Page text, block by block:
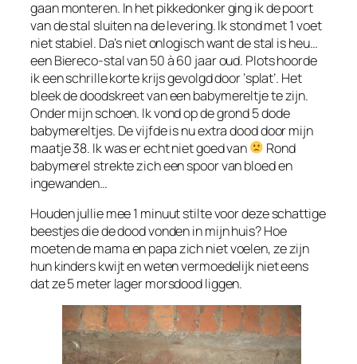
gaan monteren. In het pikkedonker ging ik de poort
van de stal sluiten na de levering. Ik stond met 1 voet
niet stabiel. Da’s niet onlogisch want de stal is heu…
een Biereco-stal van 50 à 60 jaar oud. Plots hoorde
ik een schrille korte krijs gevolgd door ‘splat’. Het
bleek de doodskreet van een babymereltje te zijn.
Onder mijn schoen. Ik vond op de grond 5 dode
babymereltjes. De vijfde is nu extra dood door mijn
maatje 38. Ik was er echt niet goed van
Rond
babymerel strekte zich een spoor van bloed en
ingewanden…
Houden jullie mee 1 minuut stilte voor deze schattige
beestjes die de dood vonden in mijn huis? Hoe
moeten de mama en papa zich niet voelen, ze zijn
hun kinders kwijt en weten vermoedelijk niet eens
dat ze 5 meter lager morsdood liggen.